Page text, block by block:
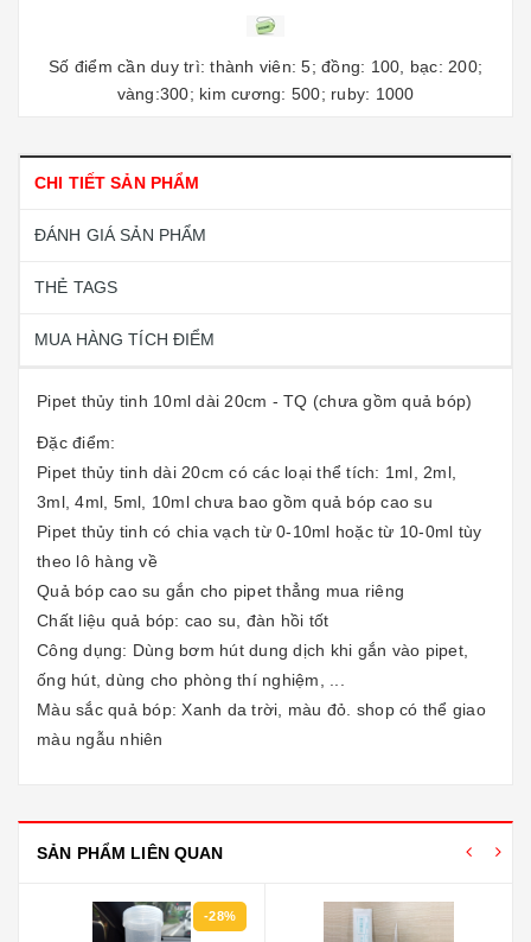
Số điểm cần duy trì: thành viên: 5; đồng: 100, bạc: 200;
vàng:300; kim cương: 500; ruby: 1000
CHI TIẾT SẢN PHẨM
ĐÁNH GIÁ SẢN PHẨM
THẺ TAGS
MUA HÀNG TÍCH ĐIỂM
Pipet thủy tinh 10ml dài 20cm - TQ (chưa gồm quả bóp)
Đặc điểm:
Pipet thủy tinh dài 20cm có các loại thể tích: 1ml, 2ml,
3ml, 4ml, 5ml, 10ml chưa bao gồm quả bóp cao su
Pipet thủy tinh có chia vạch từ 0-10ml hoặc từ 10-0ml tùy
theo lô hàng về
Quả bóp cao su gắn cho pipet thẳng mua riêng
Chất liệu quả bóp: cao su, đàn hồi tốt
Công dụng: Dùng bơm hút dung dịch khi gắn vào pipet,
ống hút, dùng cho phòng thí nghiệm, ...
Màu sắc quả bóp: Xanh da trời, màu đỏ. shop có thể giao
màu ngẫu nhiên
SẢN PHẨM LIÊN QUAN
-28%